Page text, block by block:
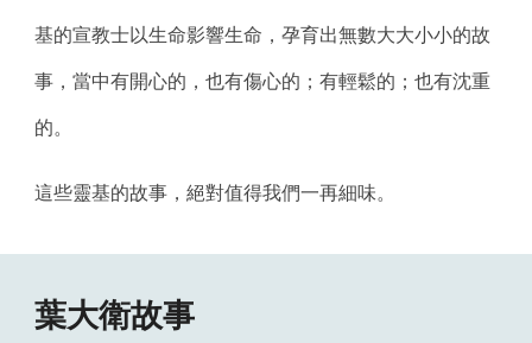
基的宣教士以生命影響生命，孕育出無數大大小小的故
事，當中有開心的，也有傷心的；有輕鬆的；也有沈重
的。
這些靈基的故事，絕對值得我們一再細味。
葉大衛故事